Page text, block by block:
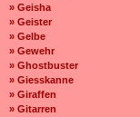
» Geisha
» Geister
» Gelbe
» Gewehr
» Ghostbuster
» Giesskanne
» Giraffen
» Gitarren